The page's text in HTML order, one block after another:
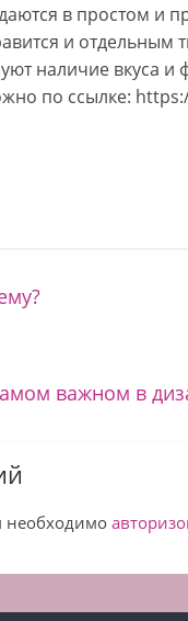
в простом и
и отдельным
наличие вкуса и
по ссылке:
важном в
необходимо